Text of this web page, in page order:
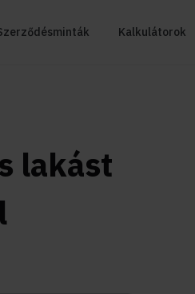
Kalkulátorok
lakást